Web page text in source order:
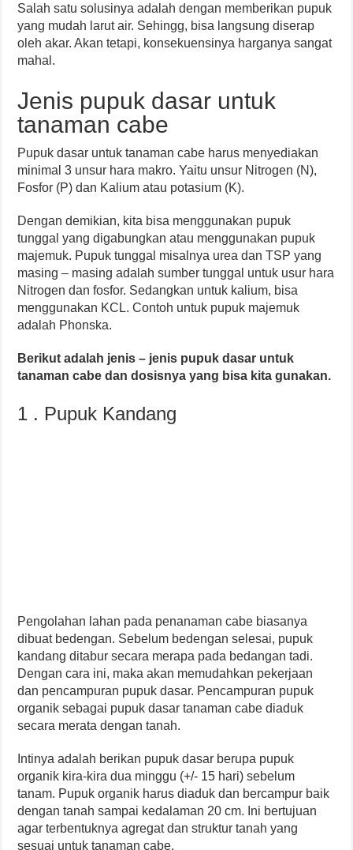
Salah satu solusinya adalah dengan memberikan pupuk
yang mudah larut air. Sehingg, bisa langsung diserap
oleh akar. Akan tetapi, konsekuensinya harganya sangat
mahal.
Jenis pupuk dasar untuk
tanaman cabe
Pupuk dasar untuk tanaman cabe harus menyediakan
minimal 3 unsur hara makro. Yaitu unsur Nitrogen (N),
Fosfor (P) dan Kalium atau potasium (K).
Dengan demikian, kita bisa menggunakan pupuk
tunggal yang digabungkan atau menggunakan pupuk
majemuk. Pupuk tunggal misalnya urea dan TSP yang
masing – masing adalah sumber tunggal untuk usur hara
Nitrogen dan fosfor. Sedangkan untuk kalium, bisa
menggunakan KCL. Contoh untuk pupuk majemuk
adalah Phonska.
Berikut adalah jenis – jenis pupuk dasar untuk
tanaman cabe dan dosisnya yang bisa kita gunakan.
1 . Pupuk Kandang
Pengolahan lahan pada penanaman cabe biasanya
dibuat bedengan. Sebelum bedengan selesai, pupuk
kandang ditabur secara merapa pada bedangan tadi.
Dengan cara ini, maka akan memudahkan pekerjaan
dan pencampuran pupuk dasar. Pencampuran pupuk
organik sebagai pupuk dasar tanaman cabe diaduk
secara merata dengan tanah.
Intinya adalah berikan pupuk dasar berupa pupuk
organik kira-kira dua minggu (+/- 15 hari) sebelum
tanam. Pupuk organik harus diaduk dan bercampur baik
dengan tanah sampai kedalaman 20 cm. Ini bertujuan
agar terbentuknya agregat dan struktur tanah yang
sesuai untuk tanaman cabe.